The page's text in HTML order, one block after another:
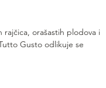
orašastih plodova i
Gusto odlikuje se
pizze ili kao
jelima.